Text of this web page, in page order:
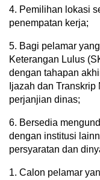
4. Pemilihan lokasi
penempatan kerja;
5. Bagi pelamar
Keterangan Lulus
dengan tahapan
Ijazah dan
perjanjian dinas;
6. Bersedia
dengan institusi
persyaratan dan
1. Calon pelamar